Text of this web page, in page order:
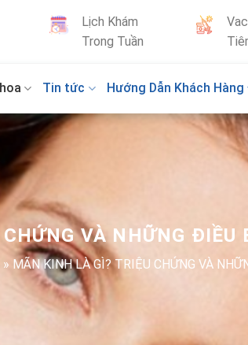
Lịch Khám
Trong Tuần
Tin tức Hướng Dẫn Khách Hàng
VÀ NHỮNG ĐIỀU
» MÃN KINH LÀ GÌ? TRIỆU CHỨNG VÀ